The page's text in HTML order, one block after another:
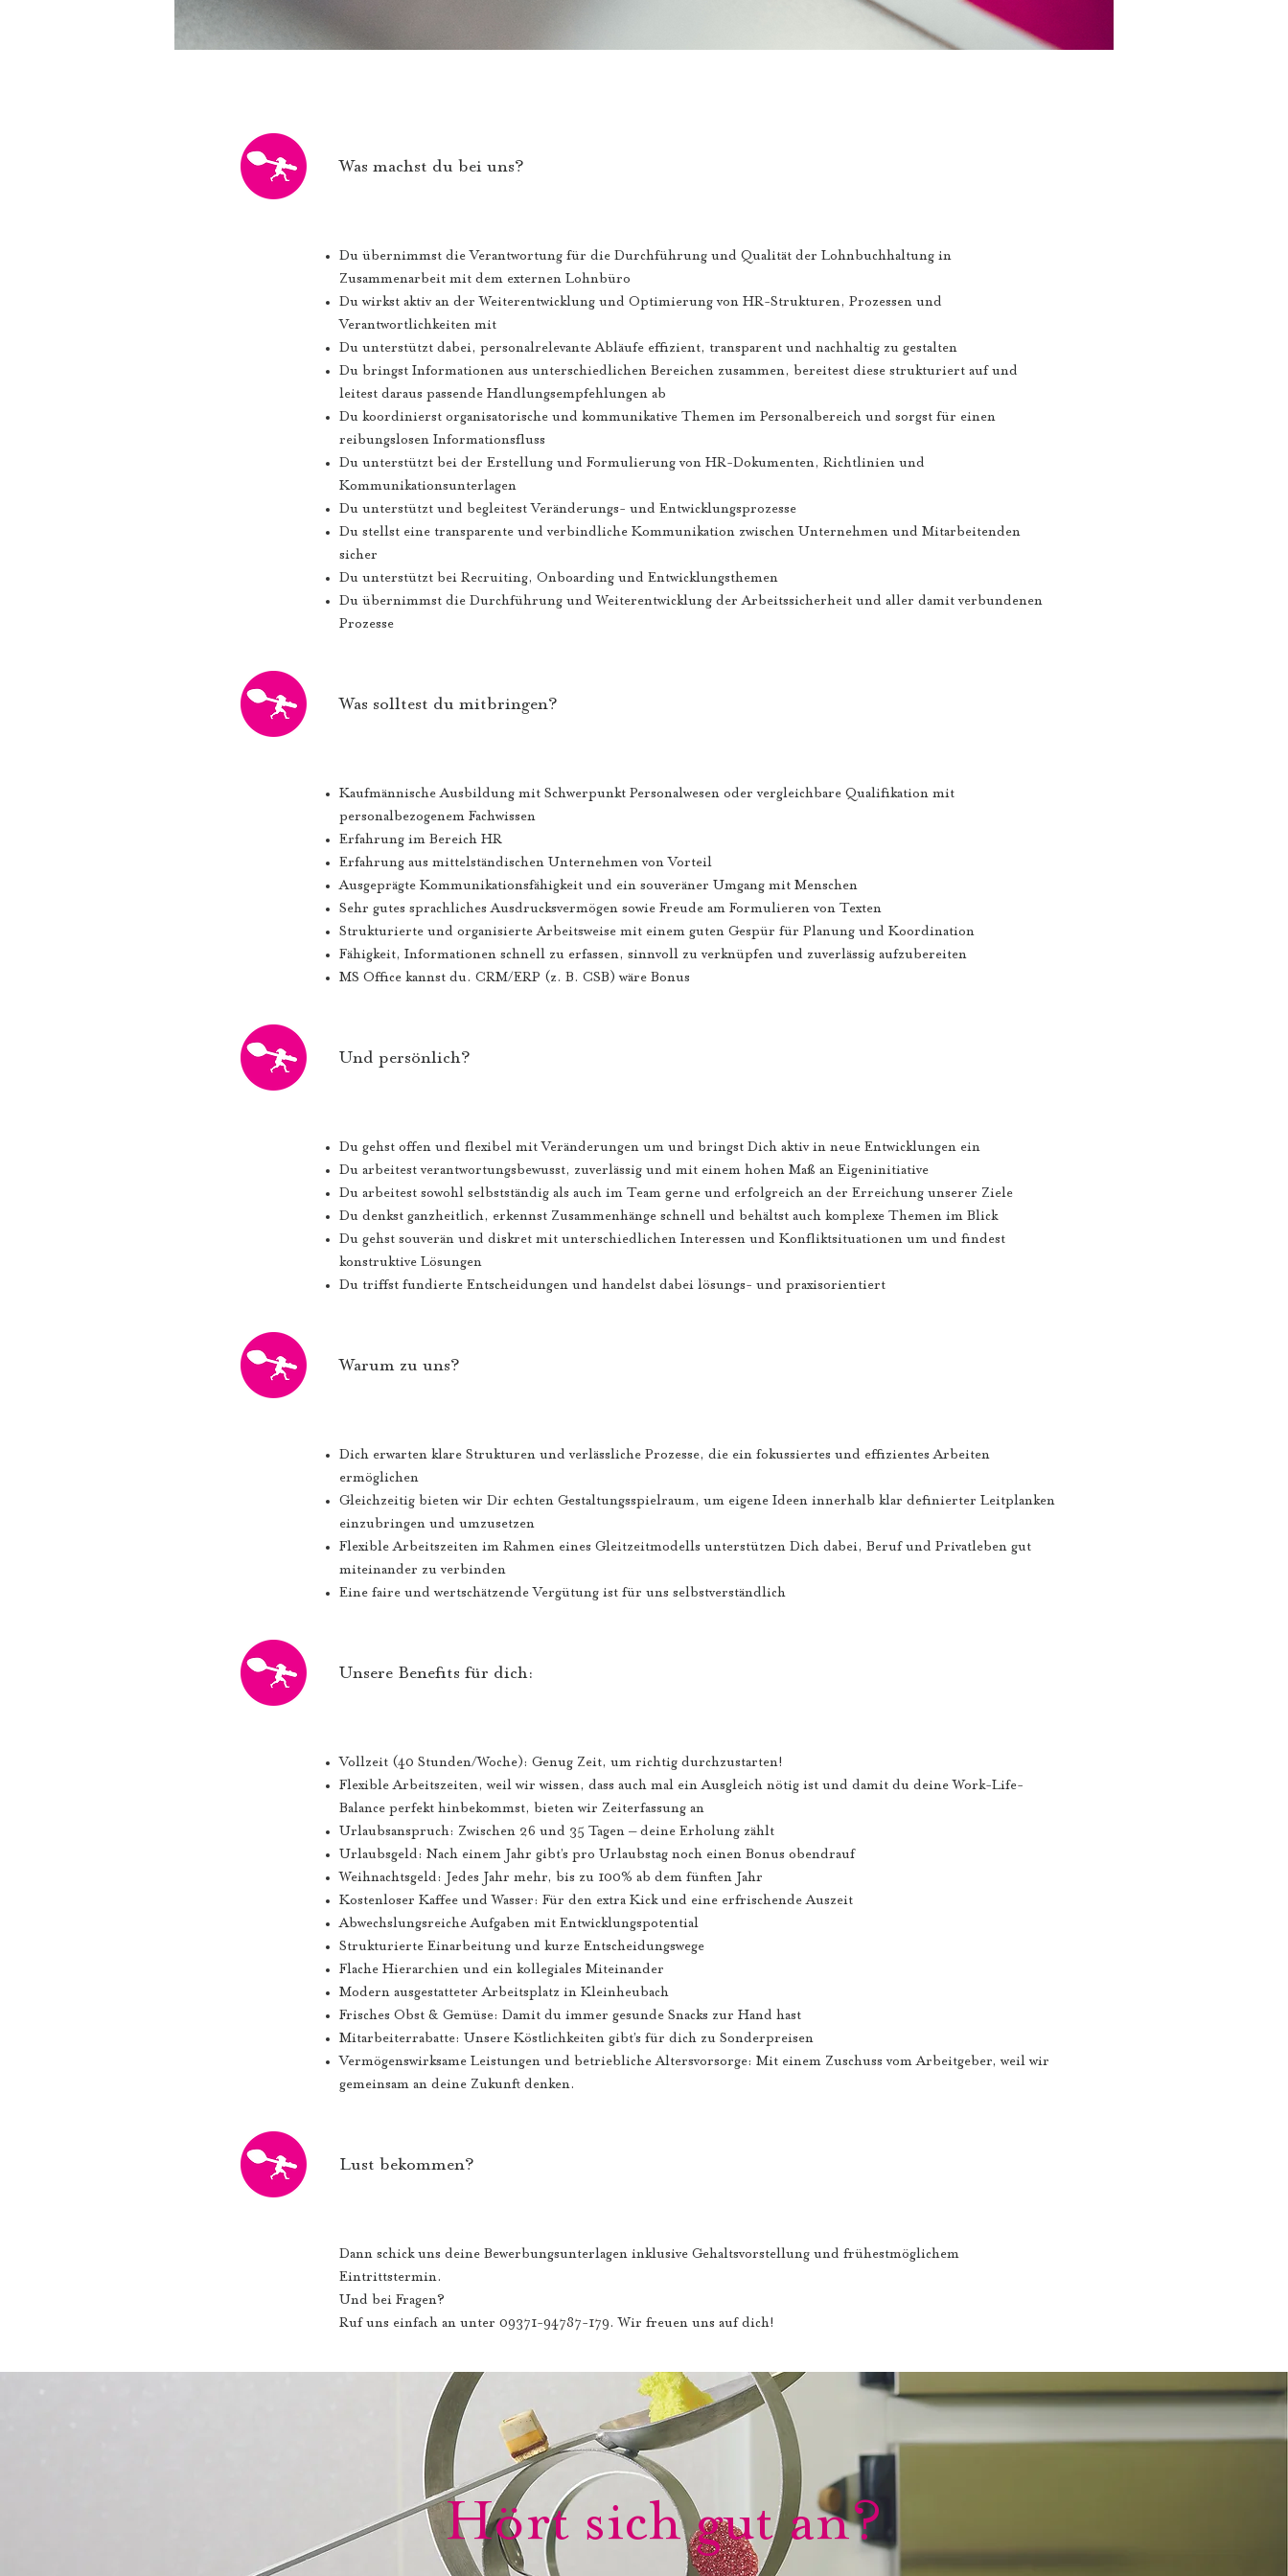
Was machst du bei uns?
Du übernimmst die Verantwortung für die Durchführung und Qualität der Lohnbuchhaltung in
Zusammenarbeit mit dem externen Lohnbüro
Du wirkst aktiv an der Weiterentwicklung und Optimierung von HR-Strukturen, Prozessen und
Verantwortlichkeiten mit
Du unterstützt dabei, personalrelevante Abläufe effizient, transparent und nachhaltig zu gestalten
Du bringst Informationen aus unterschiedlichen Bereichen zusammen, bereitest diese strukturiert auf und
leitest daraus passende Handlungsempfehlungen ab
Du koordinierst organisatorische und kommunikative Themen im Personalbereich und sorgst für einen
reibungslosen Informationsfluss
Du unterstützt bei der Erstellung und Formulierung von HR-Dokumenten, Richtlinien und
Kommunikationsunterlagen
Du unterstützt und begleitest Veränderungs- und Entwicklungsprozesse
Du stellst eine transparente und verbindliche Kommunikation zwischen Unternehmen und Mitarbeitenden
sicher
Du unterstützt bei Recruiting, Onboarding und Entwicklungsthemen
Du übernimmst die Durchführung und Weiterentwicklung der Arbeitssicherheit und aller damit verbundenen
Prozesse
Was solltest du mitbringen?
Kaufmännische Ausbildung mit Schwerpunkt Personalwesen oder vergleichbare Qualifikation mit
personalbezogenem Fachwissen
Erfahrung im Bereich HR
Erfahrung aus mittelständischen Unternehmen von Vorteil
Ausgeprägte Kommunikationsfähigkeit und ein souveräner Umgang mit Menschen
Sehr gutes sprachliches Ausdrucksvermögen sowie Freude am Formulieren von Texten
Strukturierte und organisierte Arbeitsweise mit einem guten Gespür für Planung und Koordination
Fähigkeit, Informationen schnell zu erfassen, sinnvoll zu verknüpfen und zuverlässig aufzubereiten
MS Office kannst du. CRM/ERP (z. B. CSB) wäre Bonus
Und persönlich?
Du gehst offen und flexibel mit Veränderungen um und bringst Dich aktiv in neue Entwicklungen ein
Du arbeitest verantwortungsbewusst, zuverlässig und mit einem hohen Maß an Eigeninitiative
Du arbeitest sowohl selbstständig als auch im Team gerne und erfolgreich an der Erreichung unserer Ziele
Du denkst ganzheitlich, erkennst Zusammenhänge schnell und behältst auch komplexe Themen im Blick
Du gehst souverän und diskret mit unterschiedlichen Interessen und Konfliktsituationen um und findest
konstruktive Lösungen
Du triffst fundierte Entscheidungen und handelst dabei lösungs- und praxisorientiert
Warum zu uns?
Dich erwarten klare Strukturen und verlässliche Prozesse, die ein fokussiertes und effizientes Arbeiten
ermöglichen
Gleichzeitig bieten wir Dir echten Gestaltungsspielraum, um eigene Ideen innerhalb klar definierter Leitplanken
einzubringen und umzusetzen
Flexible Arbeitszeiten im Rahmen eines Gleitzeitmodells unterstützen Dich dabei, Beruf und Privatleben gut
miteinander zu verbinden
Eine faire und wertschätzende Vergütung ist für uns selbstverständlich
Unsere Benefits für dich:
Vollzeit (40 Stunden/Woche): Genug Zeit, um richtig durchzustarten!
Flexible Arbeitszeiten, weil wir wissen, dass auch mal ein Ausgleich nötig ist und damit du deine Work-Life-
Balance perfekt hinbekommst, bieten wir Zeiterfassung an
Urlaubsanspruch: Zwischen 26 und 35 Tagen – deine Erholung zählt
Urlaubsgeld: Nach einem Jahr gibt’s pro Urlaubstag noch einen Bonus obendrauf
Weihnachtsgeld: Jedes Jahr mehr, bis zu 100% ab dem fünften Jahr
Kostenloser Kaffee und Wasser: Für den extra Kick und eine erfrischende Auszeit
Abwechslungsreiche Aufgaben mit Entwicklungspotential
Strukturierte Einarbeitung und kurze Entscheidungswege
Flache Hierarchien und ein kollegiales Miteinander
Modern ausgestatteter Arbeitsplatz in Kleinheubach
Frisches Obst & Gemüse: Damit du immer gesunde Snacks zur Hand hast
Mitarbeiterrabatte: Unsere Köstlichkeiten gibt’s für dich zu Sonderpreisen
Vermögenswirksame Leistungen und betriebliche Altersvorsorge: Mit einem Zuschuss vom Arbeitgeber, weil wir
gemeinsam an deine Zukunft denken.
Lust bekommen?
Dann schick uns deine Bewerbungsunterlagen inklusive Gehaltsvorstellung und frühestmöglichem
Eintrittstermin.
Und bei Fragen?
Ruf uns einfach an unter 09371-94787-179. Wir freuen uns auf dich!
Hört sich gut an?